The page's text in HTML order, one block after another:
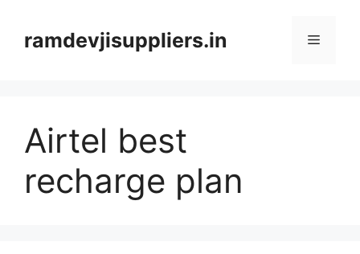
contentramdevjisuppliers.in Menu
Airtel best
recharge plan